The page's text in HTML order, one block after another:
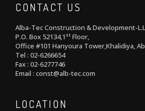
CONTACT US
Alba-Tec Construction & Development-
P.O. Box 52134,1 st Floor,
Office #101 Hanyoura Tower,Khalidiya,
Tel : 02-6266654
Fax : 02-6277746
Email : const@alb-tec.com
LOCATION